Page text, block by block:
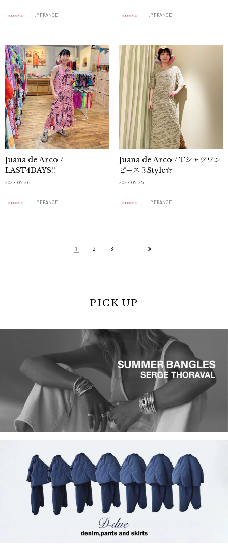
H.P.FRANCE H.P.FRANCE
Juana de Arco /
LAST4DAYS!!
2023.05.26
H.P.FRANCE
Juana de Arco / Tシャツワン
ピース３Style☆
2023.05.25
H.P.FRANCE
1 2 3 …
PICK UP